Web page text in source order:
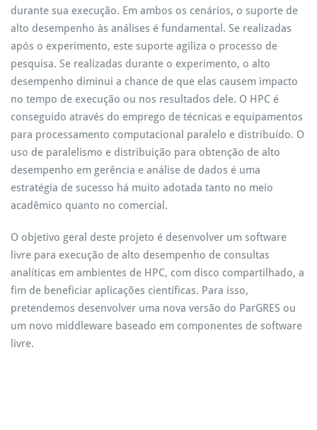
durante sua execução. Em ambos os cenários, o suporte de
alto desempenho às análises é fundamental. Se realizadas
após o experimento, este suporte agiliza o processo de
pesquisa. Se realizadas durante o experimento, o alto
desempenho diminui a chance de que elas causem impacto
no tempo de execução ou nos resultados dele. O HPC é
conseguido através do emprego de técnicas e equipamentos
para processamento computacional paralelo e distribuído. O
uso de paralelismo e distribuição para obtenção de alto
desempenho em gerência e análise de dados é uma
estratégia de sucesso há muito adotada tanto no meio
acadêmico quanto no comercial.
O objetivo geral deste projeto é desenvolver um software
livre para execução de alto desempenho de consultas
analíticas em ambientes de HPC, com disco compartilhado, a
fim de beneficiar aplicações científicas. Para isso,
pretendemos desenvolver uma nova versão do ParGRES ou
um novo middleware baseado em componentes de software
livre.